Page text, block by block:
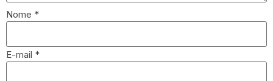
Nome *
E-mail *